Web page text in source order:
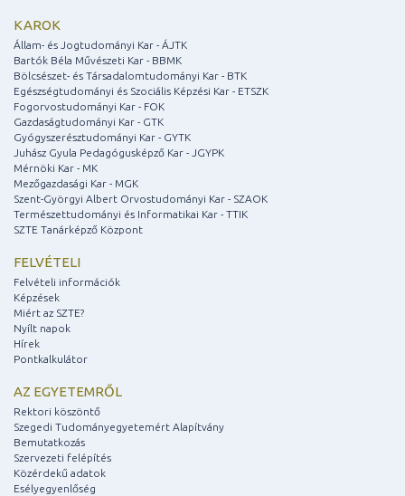
KAROK
Állam- és Jogtudományi Kar - ÁJTK
Bartók Béla Művészeti Kar - BBMK
Bölcsészet- és Társadalomtudományi Kar - BTK
Egészségtudományi és Szociális Képzési Kar - ETSZK
Fogorvostudományi Kar - FOK
Gazdaságtudományi Kar - GTK
Gyógyszerésztudományi Kar - GYTK
Juhász Gyula Pedagógusképző Kar - JGYPK
Mérnöki Kar - MK
Mezőgazdasági Kar - MGK
Szent-Györgyi Albert Orvostudományi Kar - SZAOK
Természettudományi és Informatikai Kar - TTIK
SZTE Tanárképző Központ
FELVÉTELI
Felvételi információk
Képzések
Miért az SZTE?
Nyílt napok
Hírek
Pontkalkulátor
AZ EGYETEMRŐL
Rektori köszöntő
Szegedi Tudományegyetemért Alapítvány
Bemutatkozás
Szervezeti felépítés
Közérdekű adatok
Esélyegyenlőség